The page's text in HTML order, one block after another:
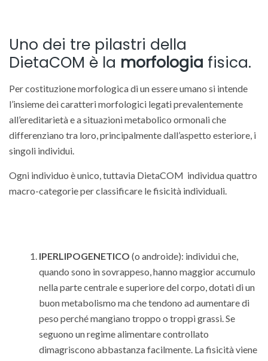
Uno dei tre pilastri della
DietaCOM è la morfologia fisica.
Per costituzione morfologica di un essere umano si intende
l’insieme dei caratteri morfologici legati prevalentemente
all’ereditarietà e a situazioni metabolico ormonali che
differenziano tra loro, principalmente dall’aspetto esteriore, i
singoli individui.
Ogni individuo è unico, tuttavia DietaCOM individua quattro
macro-categorie per classificare le fisicità individuali.
IPERLIPOGENETICO (o androide): individui che,
quando sono in sovrappeso, hanno maggior accumulo
nella parte centrale e superiore del corpo, dotati di un
buon metabolismo ma che tendono ad aumentare di
peso perché mangiano troppo o troppi grassi. Se
seguono un regime alimentare controllato
dimagriscono abbastanza facilmente. La fisicità viene